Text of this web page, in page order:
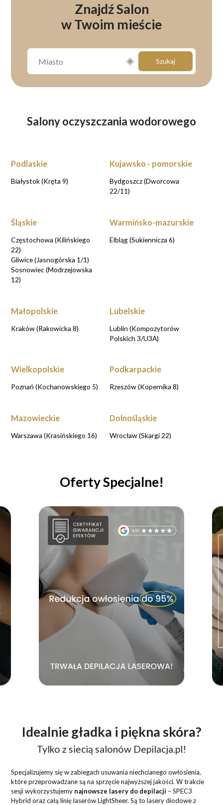
Znajdź Salon
w Twoim mieście
Szukaj
Salony oczyszczania wodorowego
Podlaskie
Białystok (Kręta 9)
Kujawsko - pomorskie
Bydgoszcz (Dworcowa
22/11)
Śląskie
Częstochowa (Kilińskiego
22)
Gliwice (Jasnogórska 1/1)
Sosnowiec (Modrzejowska
12)
Warmińsko-mazurskie
Elbląg (Sukiennicza 6)
Małopolskie
Kraków (Rakowicka 8)
Lubelskie
Lublin (Kompozytorów
Polskich 3/U3A)
Wielkopolskie
Poznań (Kochanowskiego 5)
Podkarpackie
Rzeszów (Kopernika 8)
Mazowieckie
Warszawa (Krasińskiego 16)
Dolnośląskie
Wrocław (Skargi 22)
Oferty Specjalne!
Idealnie gładka i piękna skóra?
Tylko z siecią salonów Depilacja.pl!
Specjalizujemy się w zabiegach usuwania niechcianego owłosienia,
które przeprowadzane są na sprzęcie najwyższej jakości. W trakcie
sesji wykorzystujemy najnowsze lasery do depilacji – SPEC3
Hybrid oraz całą linię laserów LightSheer. Są to lasery diodowe z